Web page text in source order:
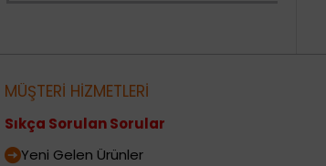
MÜŞTERİ HİZMETLERİ
Sıkça Sorulan Sorular
Yeni Gelen Ürünler